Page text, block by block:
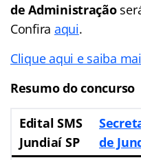
de Administração
Confira aqui.
Clique aqui e saiba
Resumo do concurso
Edital SMS
Jundiaí SP
de